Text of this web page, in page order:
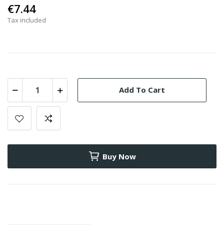
€7.44
Tax included
Add To Cart
Buy Now